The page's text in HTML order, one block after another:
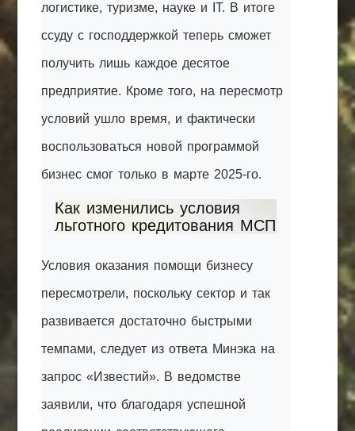
логистике, туризме, науке и IT. В итоге
ссуду с господдержкой теперь сможет
получить лишь каждое десятое
предприятие. Кроме того, на пересмотр
условий ушло время, и фактически
воспользоваться новой программой
бизнес смог только в марте 2025-го.
Как изменились условия
льготного кредитования МСП
Условия оказания помощи бизнесу
пересмотрели, поскольку сектор и так
развивается достаточно быстрыми
темпами, следует из ответа Минэка на
запрос «Известий». В ведомстве
заявили, что благодаря успешной